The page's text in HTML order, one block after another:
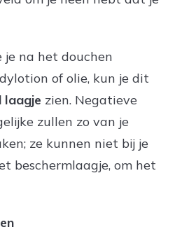
je na het douchen
of olie, kun je dit
laagje zien. Negatieve
zullen zo van je
ze kunnen niet bij je
beschermlaagje, om het